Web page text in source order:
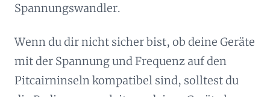
Spannungswandler.
Wenn du dir nicht sicher bist, ob deine Geräte
mit der Spannung und Frequenz auf den
Pitcairninseln kompatibel sind, solltest du